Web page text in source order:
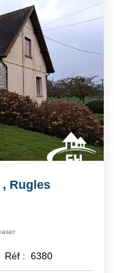
, Rugles
Réf : 6380